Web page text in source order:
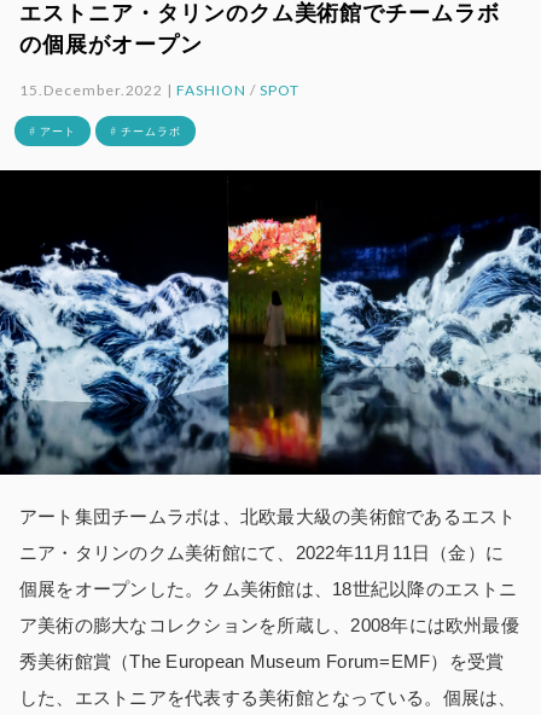
エストニア・タリンのクム美術館でチームラボ
の個展がオープン
15.December.2022 |FASHION / SPOT
# アート # チームラボ
アート集団チームラボは、北欧最大級の美術館であるエスト
ニア・タリンのクム美術館にて、2022年11月11日（金）に
個展をオープンした。クム美術館は、18世紀以降のエストニ
ア美術の膨大なコレクションを所蔵し、2008年には欧州最優
秀美術館賞（The European Museum Forum=EMF）を受賞
した、エストニアを代表する美術館となっている。 個展は